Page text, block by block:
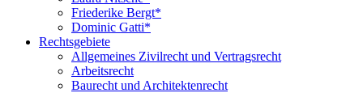
Friederike Bergt*
Dominic Gatti*
Rechtsgebiete
Allgemeines Zivilrecht und Vertragsrecht
Arbeitsrecht
Baurecht und Architektenrecht